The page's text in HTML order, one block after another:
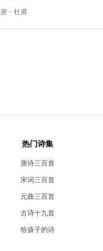
唐 - 杜甫
热门诗集
唐诗三百首
宋词三百首
元曲三百首
古诗十九首
给孩子的诗